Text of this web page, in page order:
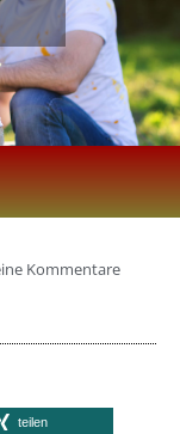
Kommentare
teilen